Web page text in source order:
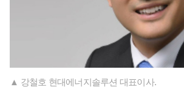
▲ 강철호 현대에너지솔루션 대표이사.